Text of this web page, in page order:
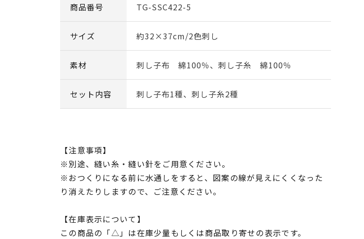
商品番号 TG-SSC422-5
サイズ 約32×37cm/2色刺し
素材 刺し子布 綿100％、刺し子糸 綿100％
セット内容 刺し子布1種、刺し子糸2種
【注意事項】
※別途、縫い糸・縫い針をご用意ください。
※おつくりになる前に水通しをすると、図案の線が見えにくくなった
り消えたりしますので、ご注意ください。
【在庫表示について】
この商品の「△」は在庫少量もしくは商品取り寄せの表示です。